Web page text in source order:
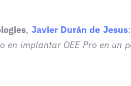
, Javier Durán de Jesus:
implantar OEE Pro en un